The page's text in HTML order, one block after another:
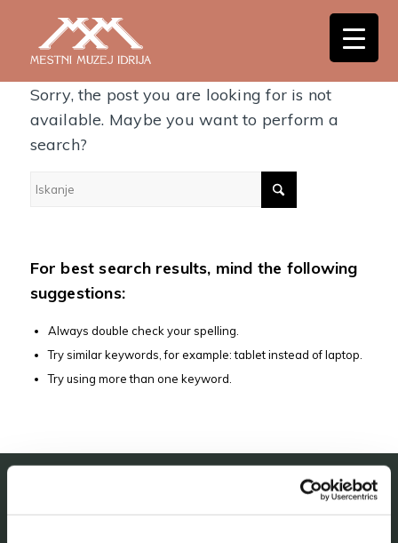
Nothing Found
Sorry, the post you are looking for is not
available. Maybe you want to perform a
search?
For best search results, mind the following
suggestions:
Always double check your spelling.
Try similar keywords, for example: tablet instead of laptop.
Try using more than one keyword.